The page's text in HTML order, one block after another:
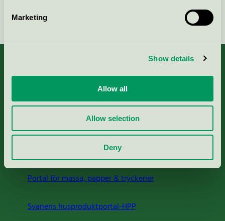
Marketing
Show details
Allow all
Allow selection
Deny
Fortsätt
Kriterier, ansökan & avgifter
Aktuella Remisser
Nordic Ecolabelling Portal
Portal för massa, papper & tryckerier
Svanens husproduktportal-HPP